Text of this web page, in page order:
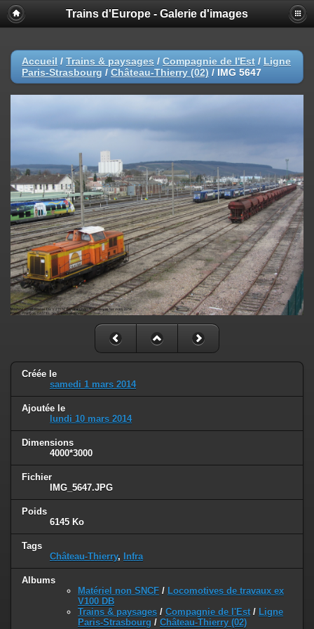
Trains d'Europe - Galerie d'images
Accueil / Trains & paysages / Compagnie de l'Est / Ligne
Paris-Strasbourg / Château-Thierry (02) / IMG 5647
Créée le
samedi 1 mars 2014
Ajoutée le
lundi 10 mars 2014
Dimensions
4000*3000
Fichier
IMG_5647.JPG
Poids
6145 Ko
Tags
Château-Thierry, Infra
Albums
Matériel non SNCF / Locomotives de travaux ex
V100 DB
Trains & paysages / Compagnie de l'Est / Ligne
Paris-Strasbourg / Château-Thierry (02)